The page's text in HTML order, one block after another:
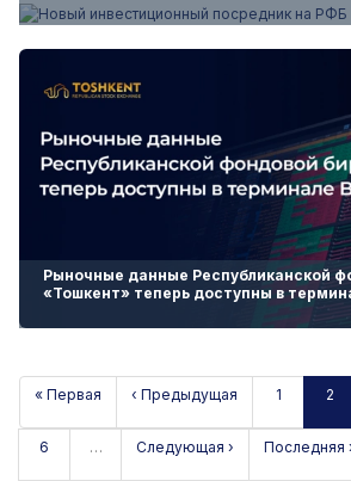
Рыночные данные Республиканской
«Тошкент» теперь доступны в
« Первая ‹ Предыдущая 1 2
6 … Следующая › Последняя